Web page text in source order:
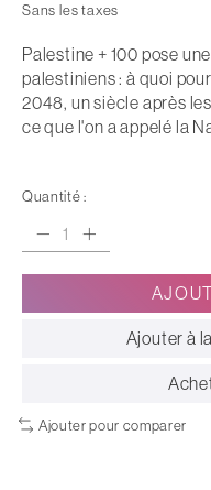
Sans les taxes
Palestine + 100 pose
palestiniens : à quoi
2048, un siècle après
ce que l'on a appelé la
Quantité :
Ajouter à
Ajouter pour comparer